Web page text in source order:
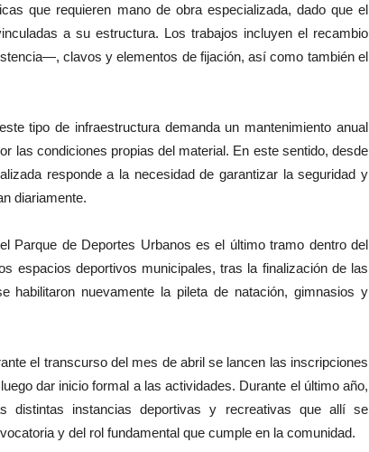
que requieren mano de obra especializada, dado que el
a su estructura. Los trabajos incluyen el recambio
clavos y elementos de fijación, así como también el
tipo de infraestructura demanda un mantenimiento anual
las condiciones propias del material. En este sentido, desde
responde a la necesidad de garantizar la seguridad y
diariamente.
Parque de Deportes Urbanos es el último tramo dentro del
espacios deportivos municipales, tras la finalización de las
habilitaron nuevamente la pileta de natación, gimnasios y
el transcurso del mes de abril se lancen las inscripciones
dar inicio formal a las actividades. Durante el último año,
distintas instancias deportivas y recreativas que allí se
y del rol fundamental que cumple en la comunidad.